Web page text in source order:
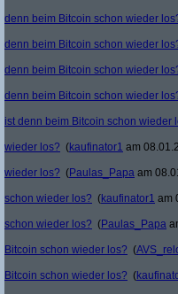
denn beim Bitcoin schon wieder
denn beim Bitcoin schon wieder
denn beim Bitcoin schon wieder
denn beim Bitcoin schon wieder
ist denn beim Bitcoin schon wieder
wieder los? (kaufinator1 am
wieder los? (Paulas_Papa am
schon wieder los? (kaufinator1 am
schon wieder los? (Paulas_Papa
Bitcoin schon wieder los? (
Bitcoin schon wieder los? (